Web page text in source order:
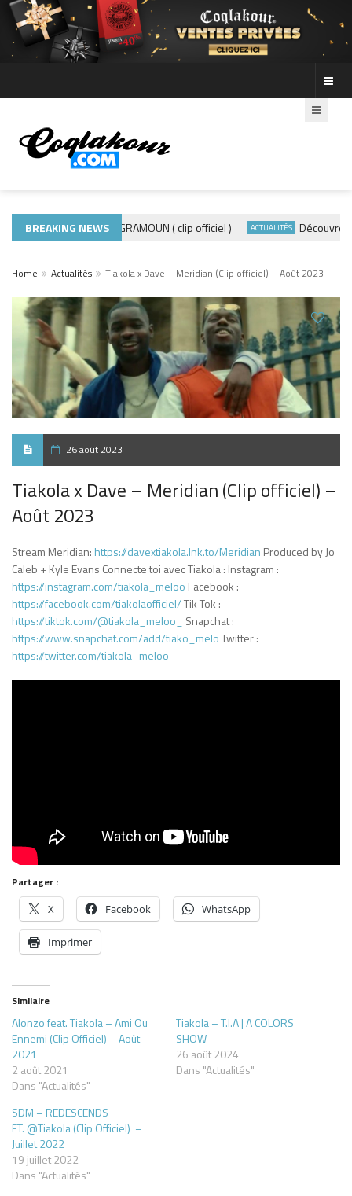
BREAKING NEWS
ACTUALITÉS ADE440 – GRAMOUN ( clip officiel ) ACTUALITÉS Découvre les
Home Actualités Tiakola x Dave – Meridian (Clip officiel) – Août 2023
26 août 2023
Tiakola x Dave – Meridian (Clip officiel) –
Août 2023
Stream Meridian: https://davextiakola.lnk.to/Meridian Produced by Jo
Caleb + Kyle Evans Connecte toi avec Tiakola : Instagram :
https://instagram.com/tiakola_meloo Facebook :
https://facebook.com/tiakolaofficiel/Tik Tok :
https://tiktok.com/@tiakola_meloo_
Snapchat :
https://www.snapchat.com/add/tiako_meloTwitter :
https://twitter.com/tiakola_meloo
Partager :
X Facebook WhatsApp
Imprimer
Similaire
Alonzo feat. Tiakola – Ami Ou
Ennemi (Clip Officiel) – Août
2021
2 août 2021
Dans "Actualités"
Tiakola – T.I.A | A COLORS
SHOW
26 août 2024
Dans "Actualités"
SDM – REDESCENDS
FT. @Tiakola (Clip Officiel) –
Juillet 2022
19 juillet 2022
Dans "Actualités"